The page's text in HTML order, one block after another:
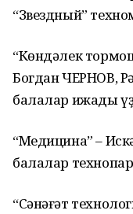
“Звездный”
“Көндәлек
Богдан ЧЕРНОВ,
балалар ижады
“Медицина” –
балалар
“Сәнәғәт